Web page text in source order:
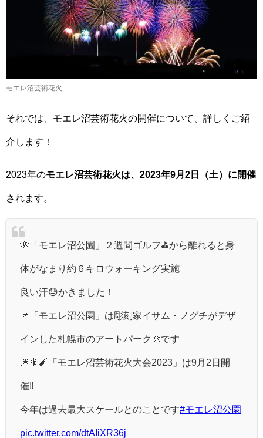
モエレ沼芸術花火
それでは、モエレ沼芸術花火の開催について、詳しくご紹
介します！
2023年のモエレ沼芸術花火は、2023年9月2日（土）に開催
されます。
🌺「モエレ沼公園」２週間ゴルフ⛳から離れると身
体がなまり約６キロウォーキング実施
良い汗😓かきました！
📌「モエレ沼公園」は彫刻家イサム・ノグチがデザ
インした札幌市のアートパーク🎨です
🎆🎇🧨「モエレ沼芸術花火大会2023」は9月2日開
催‼️
今年は過去最大スケールとのことです#モエレ沼公園
pic.twitter.com/dtAIiXR36j